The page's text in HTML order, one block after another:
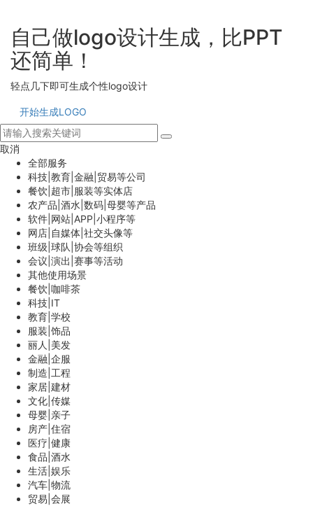
自己做logo设计生成，比PPT
还简单！
轻点几下即可生成个性logo设计
开始生成LOGO
取消
全部服务
科技|教育|金融|贸易等公司
餐饮|超市|服装等实体店
农产品|酒水|数码|母婴等产品
软件|网站|APP|小程序等
网店|自媒体|社交头像等
班级|球队|协会等组织
会议|演出|赛事等活动
其他使用场景
餐饮|咖啡茶
科技|IT
教育|学校
服装|饰品
丽人|美发
金融|企服
制造|工程
家居|建材
文化|传媒
母婴|亲子
房产|住宿
医疗|健康
食品|酒水
生活|娱乐
汽车|物流
贸易|会展